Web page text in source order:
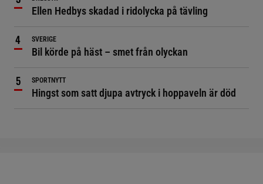
Ellen Hedbys skadad i ridolycka på tävling
SVERIGE
Bil körde på häst – smet från olyckan
SPORTNYTT
Hingst som satt djupa avtryck i hoppaveln är död